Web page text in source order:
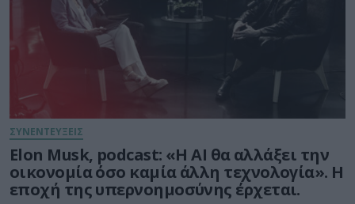
ΣΥΝΕΝΤΕΥΞΕΙΣ
Elon Musk, podcast: «Η AI θα αλλάξει την
οικονομία όσο καμία άλλη τεχνολογία». Η
εποχή της υπερνοημοσύνης έρχεται.